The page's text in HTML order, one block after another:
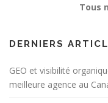
Tous
DERNIERS
GEO et visibilité
meilleure agence au